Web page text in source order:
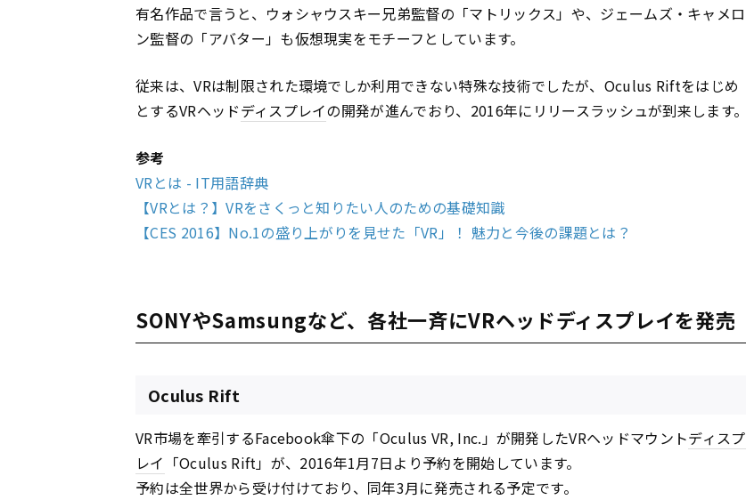
有名作品で言うと、ウォシャウスキー兄弟監督の「マトリックス」や、ジェームズ・キャメロ
ン監督の「アバター」も仮想現実をモチーフとしています。
従来は、VRは制限された環境でしか利用できない特殊な技術でしたが、Oculus Riftをはじめ
とするVRヘッドディスプレイの開発が進んでおり、2016年にリリースラッシュが到来します。
参考
VRとは - IT用語辞典
【VRとは？】VRをさくっと知りたい人のための基礎知識
【CES 2016】No.1の盛り上がりを見せた「VR」！ 魅力と今後の課題とは？
SONYやSamsungなど、各社一斉にVRヘッドディスプレイを発売
Oculus Rift
VR市場を牽引するFacebook傘下の「Oculus VR, Inc.」が開発したVRヘッドマウントディスプ
レイ 「Oculus Rift」が、2016年1月7日より予約を開始しています。
予約は全世界から受け付けており、同年3月に発売される予定です。